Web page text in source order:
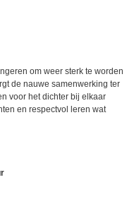
om weer sterk te worden
de nauwe samenwerking ter
voor het dichter bij elkaar
en respectvol leren wat